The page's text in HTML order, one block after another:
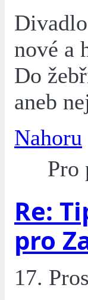
nové a
Do
aneb
Nahoru
Pro
Re:
pro
17.